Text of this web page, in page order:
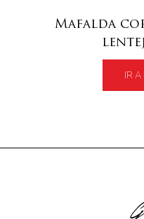
Mafalda
IR A